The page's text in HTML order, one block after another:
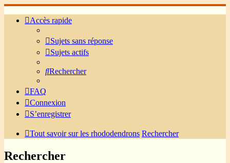
Accès rapide
Sujets sans réponse
Sujets actifs
Rechercher
FAQ
Connexion
S’enregistrer
Tout savoir sur les rhododendrons Rechercher
Rechercher